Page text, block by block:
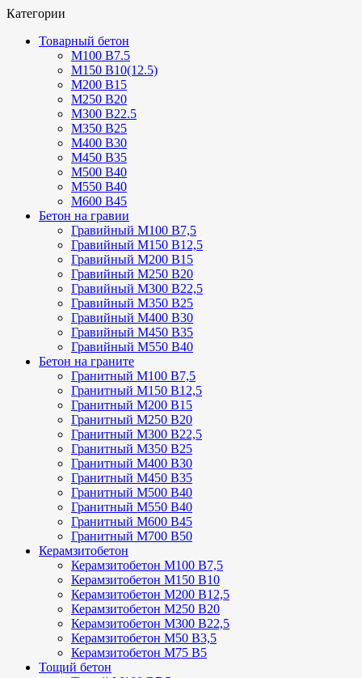
Категории
Товарный бетон
М100 В7.5
М150 В10(12.5)
М200 В15
М250 В20
М300 В22.5
М350 В25
М400 В30
М450 В35
М500 В40
М550 В40
М600 В45
Бетон на гравии
Гравийный М100 В7,5
Гравийный М150 В12,5
Гравийный М200 В15
Гравийный М250 В20
Гравийный М300 В22,5
Гравийный М350 В25
Гравийный М400 В30
Гравийный М450 В35
Гравийный М550 В40
Бетон на граните
Гранитный М100 В7,5
Гранитный М150 В12,5
Гранитный М200 В15
Гранитный М250 В20
Гранитный М300 В22,5
Гранитный М350 В25
Гранитный М400 В30
Гранитный М450 В35
Гранитный М500 В40
Гранитный М550 В40
Гранитный М600 В45
Гранитный М700 В50
Керамзитобетон
Керамзитобетон М100 В7,5
Керамзитобетон М150 В10
Керамзитобетон М200 В12,5
Керамзитобетон М250 В20
Керамзитобетон М300 В22,5
Керамзитобетон М50 В3,5
Керамзитобетон М75 В5
Тощий бетон